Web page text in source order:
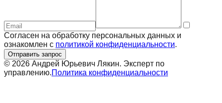
Согласен на обработку персональных данных и
ознакомлен с политикой конфиденциальности.
Отправить запрос
© 2026 Андрей Юрьевич Лякин. Эксперт по
управлению.Политика конфиденциальности